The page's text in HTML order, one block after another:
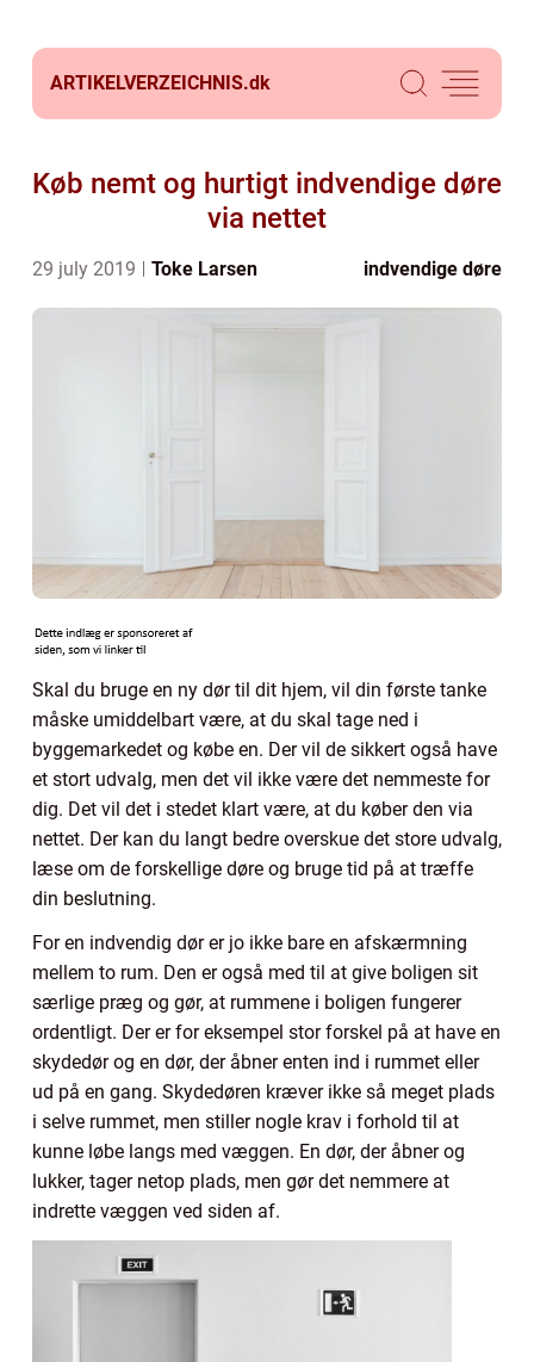
ARTIKELVERZEICHNIS.dk
Køb nemt og hurtigt indvendige døre
via nettet
29 july 2019 Toke Larsen indvendige døre
Skal du bruge en ny dør til dit hjem, vil din første tanke
måske umiddelbart være, at du skal tage ned i
byggemarkedet og købe en. Der vil de sikkert også have
et stort udvalg, men det vil ikke være det nemmeste for
dig. Det vil det i stedet klart være, at du køber den via
nettet. Der kan du langt bedre overskue det store udvalg,
læse om de forskellige døre og bruge tid på at træffe
din beslutning.
For en indvendig dør er jo ikke bare en afskærmning
mellem to rum. Den er også med til at give boligen sit
særlige præg og gør, at rummene i boligen fungerer
ordentligt. Der er for eksempel stor forskel på at have en
skydedør og en dør, der åbner enten ind i rummet eller
ud på en gang. Skydedøren kræver ikke så meget plads
i selve rummet, men stiller nogle krav i forhold til at
kunne løbe langs med væggen. En dør, der åbner og
lukker, tager netop plads, men gør det nemmere at
indrette væggen ved siden af.